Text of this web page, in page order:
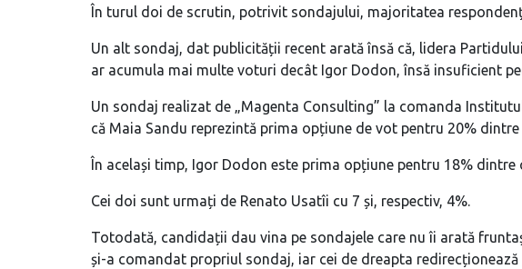
În turul doi de scrutin, potrivit sondajului, majoritatea
Un alt sondaj, dat publicității recent arată însă că, lidera
ar acumula mai multe voturi decât Igor Dodon, însă insuficient
Un sondaj realizat de „Magenta Consulting” la comanda
că Maia Sandu reprezintă prima opțiune de vot pentru 20%
În același timp, Igor Dodon este prima opțiune pentru 18%
Cei doi sunt urmați de Renato Usatîi cu 7 și, respectiv, 4%.
Totodată, candidații dau vina pe sondajele care nu îi arată
și-a comandat propriul sondaj, iar cei de dreapta